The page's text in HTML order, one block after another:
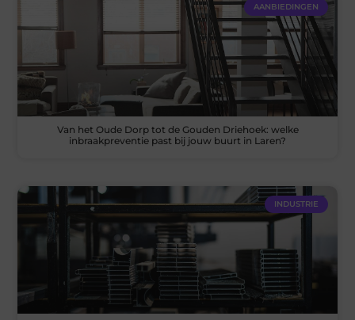
AANBIEDINGEN
Van het Oude Dorp tot de Gouden Driehoek: welke
inbraakpreventie past bij jouw buurt in Laren?
INDUSTRIE